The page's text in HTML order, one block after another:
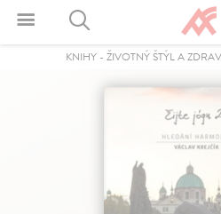
KNIHY- ŽIVOTNÝ ŠTÝL A